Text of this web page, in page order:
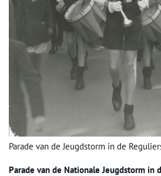
Parade van de Jeugdstorm in de
Parade van de Nationale Jeugdstorm in